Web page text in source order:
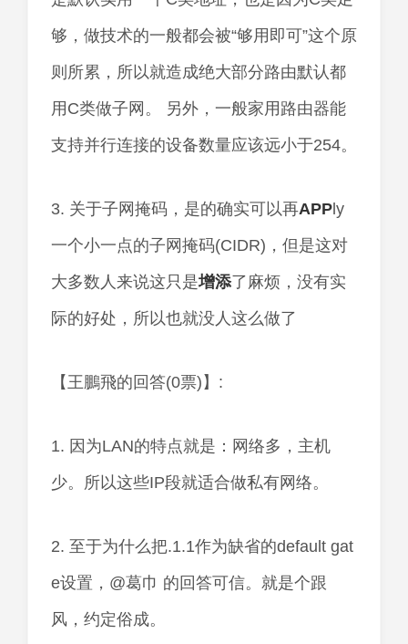
够，做技术的一般都会被“够用即可”这个原
则所累，所以就造成绝大部分路由默认都
用C类做子网。 另外，一般家用路由器能
支持并行连接的设备数量应该远小于254。
3. 关于子网掩码，是的确实可以再APP ly
一个小一点的子网掩码(CIDR)，但是这对
大多数人来说这只是增添了麻烦，没有实
际的好处，所以也就没人这么做了
【王鵬飛的回答(0票)】:
1. 因为LAN的特点就是：网络多，主机
少。所以这些IP段就适合做私有网络。
2. 至于为什么把.1.1作为缺省的default gat
e设置，@葛巾 的回答可信。就是个跟
风，约定俗成。